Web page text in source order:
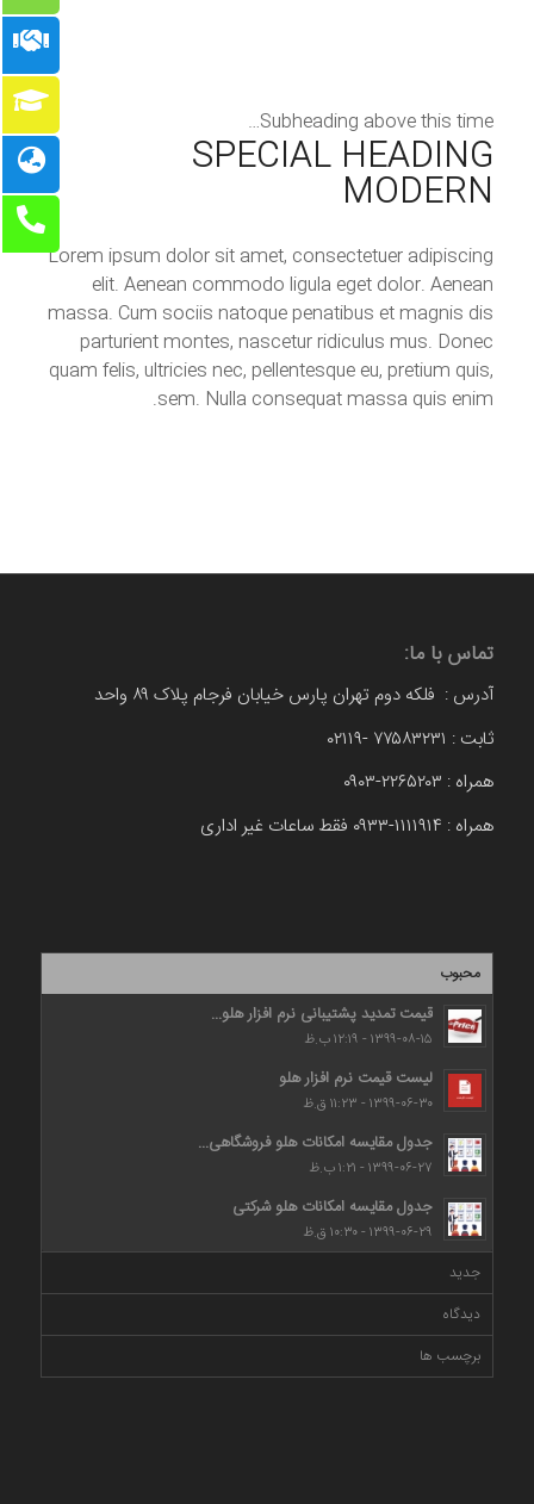
Subheading above this time…
SPECIAL HEADING
MODERN
Lorem ipsum dolor sit amet, consectetuer adipiscing
elit. Aenean commodo ligula eget dolor. Aenean
massa. Cum sociis natoque penatibus et magnis dis
parturient montes, nascetur ridiculus mus. Donec
quam felis, ultricies nec, pellentesque eu, pretium quis,
sem. Nulla consequat massa quis enim.
تماس با ما:
آدرس : فلکه دوم تهران پارس خیابان فرجام پلاک ۸۹ واحد
ثابت : ۷۷۵۸۳۲۳۱ -۰۲۱۱۹
همراه : ۲۲۶۵۲۰۳-۰۹۰۳
همراه : ۱۱۱۱۹۱۴-۰۹۳۳ فقط ساعات غیر اداری
محبوب
قیمت تمدید پشتیبانی نرم افزار هلو...
۱۳۹۹-۰۸-۱۵ - ۱۲:۱۹ ب.ظ
لیست قیمت نرم افزار هلو
۱۳۹۹-۰۶-۳۰ - ۱۱:۲۳ ق.ظ
جدول مقایسه امکانات هلو فروشگاهی...
۱۳۹۹-۰۶-۲۷ - ۱:۲۱ ب.ظ
جدول مقایسه امکانات هلو شرکتی
۱۳۹۹-۰۶-۲۹ - ۱۰:۳۰ ق.ظ
جدید
دیدگاه
برچسب ها